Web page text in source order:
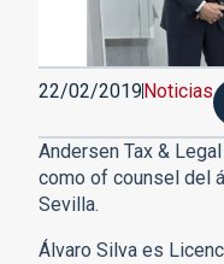
22/02/2019Noticias
Andersen Tax &
como of counsel del
Sevilla.
Álvaro Silva es